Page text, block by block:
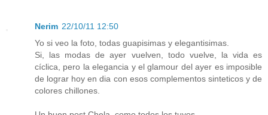
Nerim 22/10/11 12:50
Yo si veo la foto, todas guapisimas y elegantisimas.
Si, las modas de ayer vuelven, todo vuelve, la vida es
cíclica, pero la elegancia y el glamour del ayer es imposible
de lograr hoy en dia con esos complementos sinteticos y de
colores chillones.